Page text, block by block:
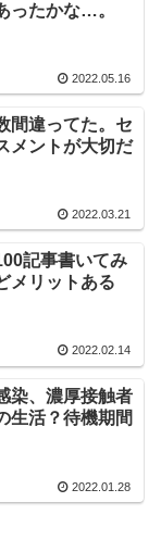
ったかな…。
2022.05.16
間違ってた。セ
メントが大切だ
2022.03.21
記事書いてみ
メリットある
2022.02.14
染、濃厚接触者
生活？待機期間
2022.01.28